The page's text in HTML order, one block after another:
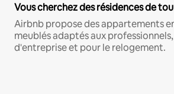
Vous cherchez des résidences de
Airbnb propose des appartements
meublés adaptés aux
d'entreprise et pour le relogement.